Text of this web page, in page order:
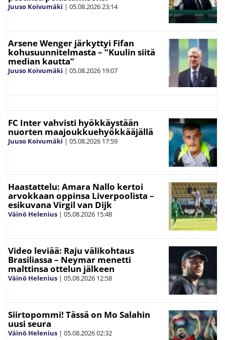
Juuso Koivumäki | 05.08.202623:14
Arsene Wenger järkyttyi Fifan
kohusuunnitelmasta – ”Kuulin siitä
median kautta”
Juuso Koivumäki | 05.08.2026 19:07
FC Inter vahvisti hyökkäystään
nuorten maajoukkuehyökkääjällä
Juuso Koivumäki | 05.08.2026 17:59
Haastattelu: Amara Nallo kertoi
arvokkaan oppinsa Liverpoolista –
esikuvana Virgil van Dijk
Väinö Helenius | 05.08.2026 15:48
Video leviää: Raju välikohtaus
Brasiliassa – Neymar menetti
malttinsa ottelun jälkeen
Väinö Helenius | 05.08.2026 12:58
Siirtopommi! Tässä on Mo Salahin
uusi seura
Väinö Helenius | 05.08.202602:32